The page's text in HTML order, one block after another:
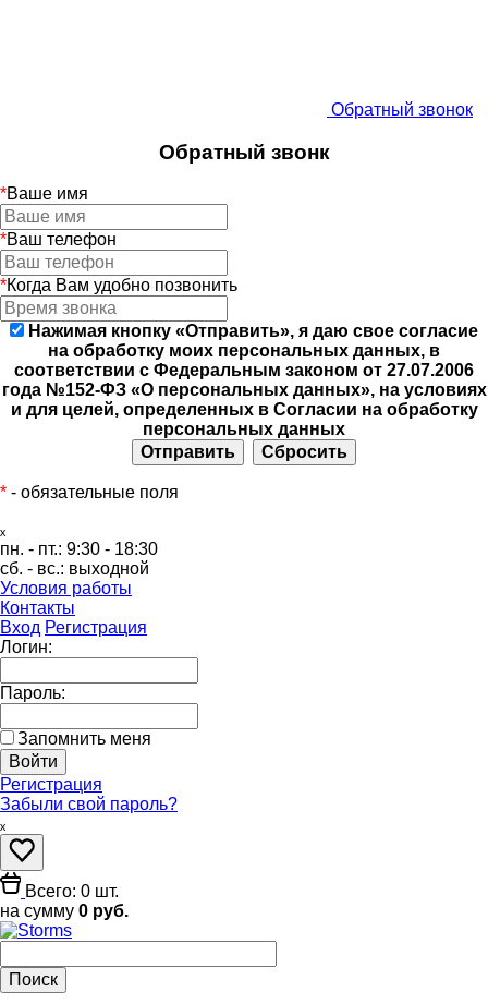
Обратный звонок
Обратный звонк
*Ваше имя
*Ваш телефон
*Когда Вам удобно позвонить
Нажимая кнопку «Отправить», я даю свое согласие
на обработку моих персональных данных, в
соответствии с Федеральным законом от 27.07.2006
года №152-ФЗ «О персональных данных», на условиях
и для целей, определенных в Согласии на обработку
персональных данных
* - обязательные поля
ₓ
пн. - пт.: 9:30 - 18:30
сб. - вс.: выходной
Условия работы
Контакты
Вход Регистрация
Логин:
Пароль:
Запомнить меня
Регистрация
Забыли свой пароль?
ₓ
Всего: 0 шт.
на сумму 0 руб.